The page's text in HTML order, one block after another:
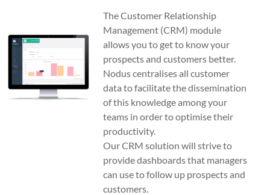
The Customer Relationship
Management (CRM) module
allows you to get to know your
prospects and customers better.
Nodus centralises all customer
data to facilitate the dissemination
of this knowledge among your
teams in order to optimise their
productivity.
Our CRM solution will strive to
provide dashboards that managers
can use to follow up prospects and
customers.